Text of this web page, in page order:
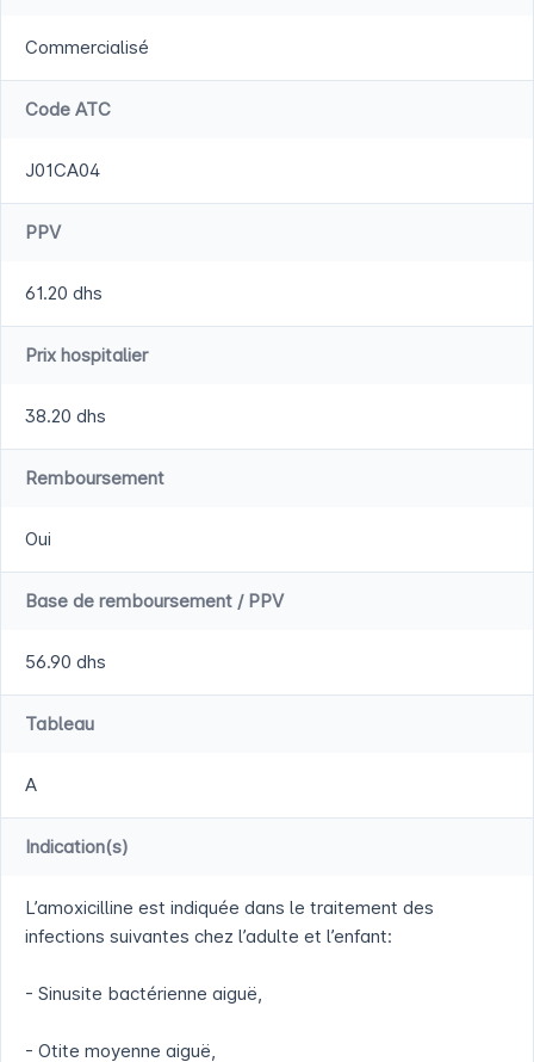
Commercialisé
Code ATC
J01CA04
PPV
61.20 dhs
Prix hospitalier
38.20 dhs
Remboursement
Oui
Base de remboursement / PPV
56.90 dhs
Tableau
A
Indication(s)
L’amoxicilline est indiquée dans le traitement des
infections suivantes chez l’adulte et l’enfant:
- Sinusite bactérienne aiguë,
- Otite moyenne aiguë,